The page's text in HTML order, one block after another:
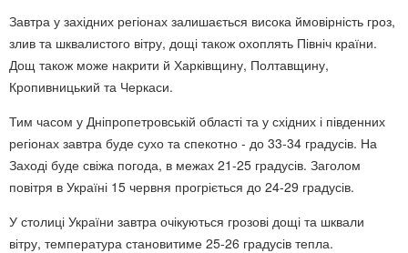
Завтра у західних регіонах залишається висока ймовірність гроз,
злив та шквалистого вітру, дощі також охоплять Північ країни.
Дощ також може накрити й Харківщину, Полтавщину,
Кропивницький та Черкаси.
Тим часом у Дніпропетровській області та у східних і південних
регіонах завтра буде сухо та спекотно - до 33-34 градусів. На
Заході буде свіжа погода, в межах 21-25 градусів. Заголом
повітря в Україні 15 червня прогріється до 24-29 градусів.
У столиці України завтра очікуються грозові дощі та шквали
вітру, температура становитиме 25-26 градусів тепла.